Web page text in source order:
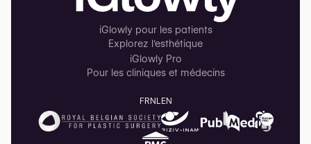
iGlowly pour les patients
Explorez l'esthétique
iGlowly Pro
Pour les cliniques et médecins
FRNL EN